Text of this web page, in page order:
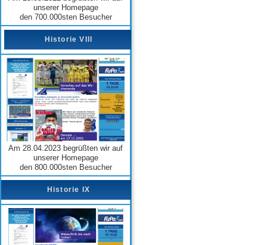
unserer Homepage
den 700.000sten Besucher
Historie VIII
Am 28.04.2023 begrüßten wir auf
unserer Homepage
den 800.000sten Besucher
Historie IX